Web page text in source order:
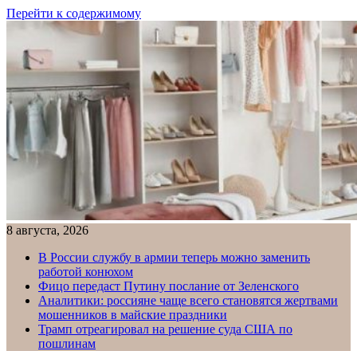
Перейти к содержимому
8 августа, 2026
В России службу в армии теперь можно заменить
работой конюхом
Фицо передаст Путину послание от Зеленского
Аналитики: россияне чаще всего становятся жертвами
мошенников в майские праздники
Трамп отреагировал на решение суда США по
пошлинам